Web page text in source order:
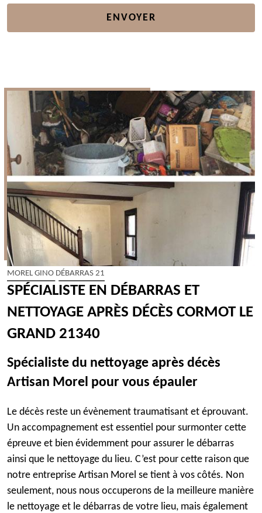
MOREL GINO DÉBARRAS 21
SPÉCIALISTE EN DÉBARRAS ET
NETTOYAGE APRÈS DÉCÈS CORMOT LE
GRAND 21340
Spécialiste du nettoyage après décès
Artisan Morel pour vous épauler
Le décès reste un évènement traumatisant et éprouvant.
Un accompagnement est essentiel pour surmonter cette
épreuve et bien évidemment pour assurer le débarras
ainsi que le nettoyage du lieu. C’est pour cette raison que
notre entreprise Artisan Morel se tient à vos côtés. Non
seulement, nous nous occuperons de la meilleure manière
le nettoyage et le débarras de votre lieu, mais également